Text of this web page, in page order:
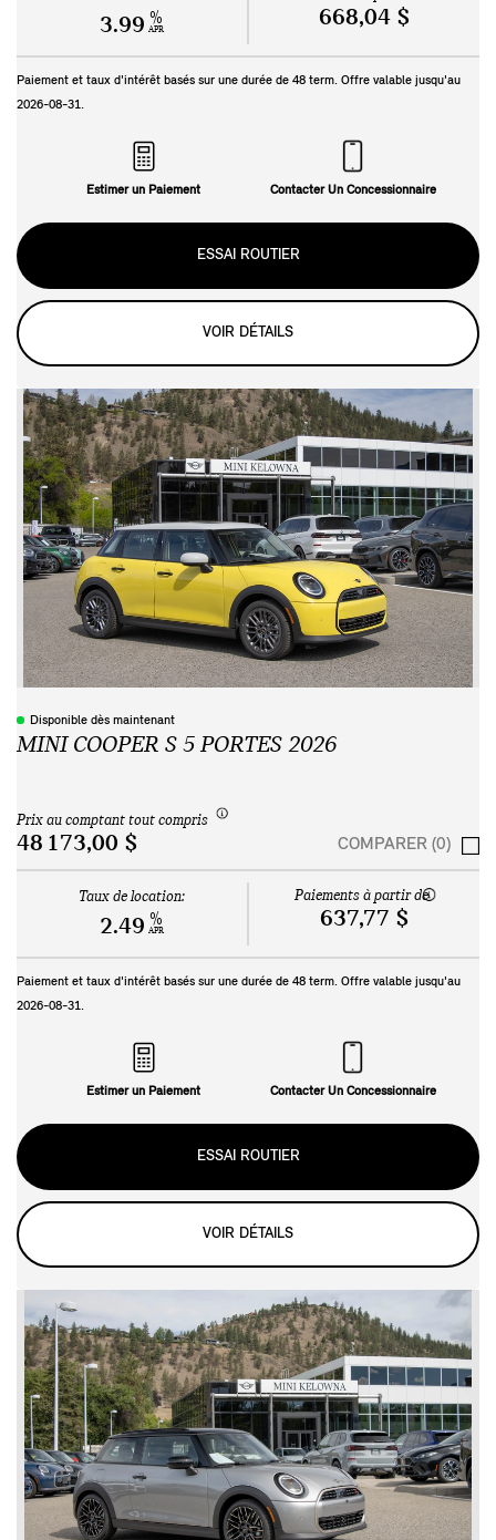
3.99 %
APR 668,04 $
Paiement et taux d'intérêt basés sur une durée de 48 term. Offre valable jusqu'au
2026-08-31.
Estimer un Paiement Contacter Un Concessionnaire
ESSAI ROUTIER
VOIR DÉTAILS
Disponible dès maintenant
MINI COOPER S 5 PORTES 2026
Prix au comptant tout compris
48 173,00 $ COMPARER (0)
Taux de location:
2.49 %
APR
Paiements à partir de
637,77 $
Paiement et taux d'intérêt basés sur une durée de 48 term. Offre valable jusqu'au
2026-08-31.
Estimer un Paiement Contacter Un Concessionnaire
ESSAI ROUTIER
VOIR DÉTAILS